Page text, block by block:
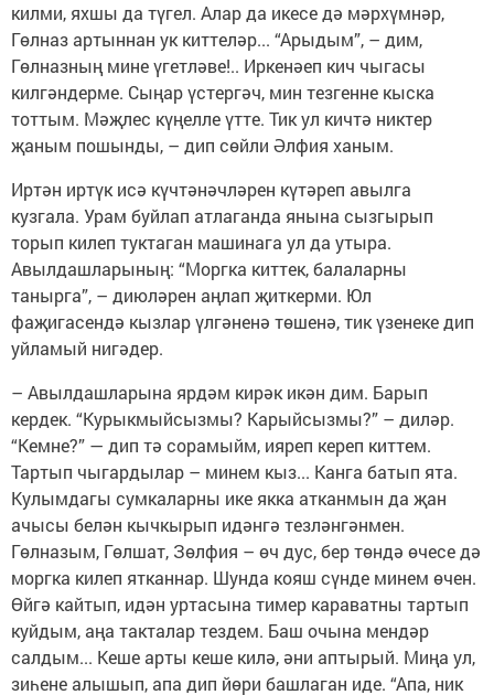
килми, яхшы да түгел. Алар да икесе дә мәрхүмнәр,
Гөлназ артыннан ук киттеләр... “Арыдым”, – дим,
Гөлназның мине үгетләве!.. Иркенәеп кич чыгасы
килгәндерме. Сыңар үстергәч, мин тезгенне кыска
тоттым. Мәҗлес күңелле үтте. Тик ул кичтә никтер
җаным пошынды, – дип сөйли Әлфия ханым.
Иртән иртүк исә күчтәнәчләрен күтәреп авылга
кузгала. Урам буйлап атлаганда янына сызгырып
торып килеп туктаган машинага ул да утыра.
Авылдашларының: “Моргка киттек, балаларны
танырга”, – диюләрен аңлап җиткерми. Юл
фаҗигасендә кызлар үлгәненә төшенә, тик үзенеке дип
уйламый нигәдер.
– Авылдашларына ярдәм кирәк икән дим. Барып
кердек. “Курыкмыйсызмы? Карыйсызмы?” – диләр.
“Кемне?” — дип тә сорамыйм, ияреп кереп киттем.
Тартып чыгардылар – минем кыз... Канга батып ята.
Кулымдагы сумкаларны ике якка атканмын да җан
ачысы белән кычкырып идәнгә тезләнгәнмен.
Гөлназым, Гөлшат, Зөлфия – өч дус, бер төндә өчесе дә
моргка килеп ятканнар. Шунда кояш сүнде минем өчен.
Өйгә кайтып, идән уртасына тимер караватны тартып
куйдым, аңа такталар тездем. Баш очына мендәр
салдым... Кеше арты кеше килә, әни аптырый. Миңа ул,
зиһене алышып, апа дип йөри башлаган иде. “Апа, ник